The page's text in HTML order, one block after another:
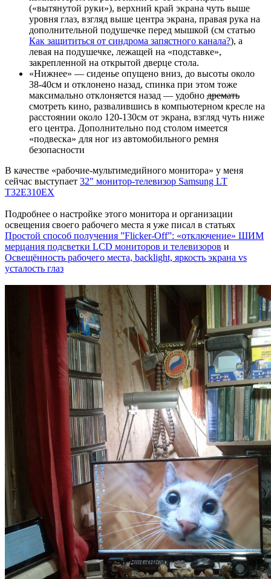
(«вытянутой руки»), верхний край экрана чуть выше
уровня глаз, взгляд выше центра экрана, правая рука на
дополнительной подушечке перед мышкой (см статью
Как защититься от синдрома запястного канала?), а
левая на подушечке, лежащей на «подставке»,
закрепленной на открытой дверце стола.
«Нижнее» — сиденье опущено вниз, до высоты около
38-40см и отклонено назад, спинка при этом тоже
максимально отклоняется назад — удобно дремать
смотреть кино, развалившись в компьютерном кресле на
расстоянии около 120-130см от экрана, взгляд чуть ниже
его центра. Дополнительно под столом имеется
«подвеска» для ног из автомобильного ремня
безопасности
В качестве «рабочие-мультимедийного монитора» у меня
сейчас выступает 32" монитор-телевизор Samsung LT
T32E310EX
Подробнее о настройке этого монитора и организации
освещения своего рабочего места я уже писал в статьях
Простой способ получения ”Flicker-Off”: «отключение» ШИМ
мерцания подсветки LCD мониторов и телевизоров и
Освещённость рабочего места, backlight, яркость экрана vs
усталость глаз